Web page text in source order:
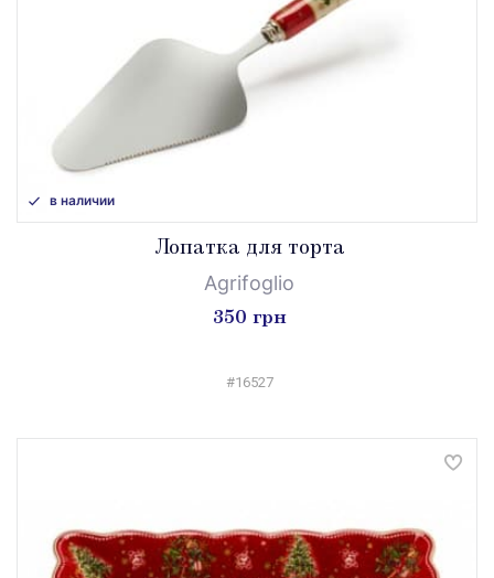
в наличии
Лопатка для торта
Agrifoglio
350 грн
#16527